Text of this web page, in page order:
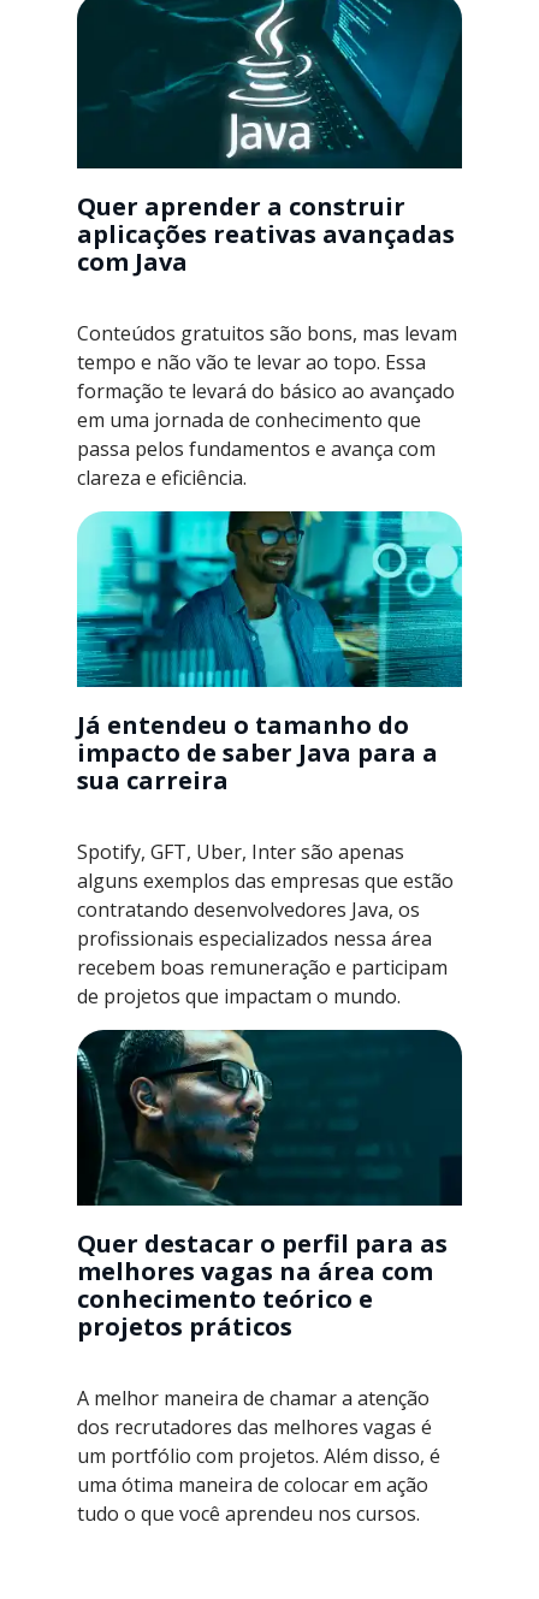
Quer aprender a construir
aplicações reativas avançadas
com Java
Conteúdos gratuitos são bons, mas levam
tempo e não vão te levar ao topo. Essa
formação te levará do básico ao avançado
em uma jornada de conhecimento que
passa pelos fundamentos e avança com
clareza e eficiência.
Já entendeu o tamanho do
impacto de saber Java para a
sua carreira
Spotify, GFT, Uber, Inter são apenas
alguns exemplos das empresas que estão
contratando desenvolvedores Java, os
profissionais especializados nessa área
recebem boas remuneração e participam
de projetos que impactam o mundo.
Quer destacar o perfil para as
melhores vagas na área com
conhecimento teórico e
projetos práticos
A melhor maneira de chamar a atenção
dos recrutadores das melhores vagas é
um portfólio com projetos. Além disso, é
uma ótima maneira de colocar em ação
tudo o que você aprendeu nos cursos.